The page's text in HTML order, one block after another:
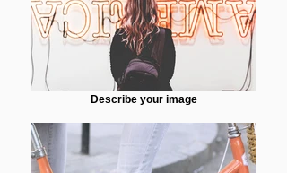
Describe your image